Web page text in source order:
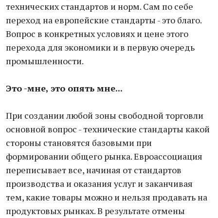
технических стандартов и норм. Сам по себе
переход на европейские стандарты - это благо.
Вопрос в конкретных условиях и цене этого
перехода для экономики и в первую очередь
промышленности.
Это -мне, это опять мне...
При создании любой зоны свободной торговли
основной вопрос - технические стандарты какой
стороны становятся базовыми при
формировании общего рынка. Евроассоциация
переписывает все, начиная от стандартов
производства и оказания услуг и заканчивая
тем, какие товары можно и нельзя продавать на
продуктовых рынках. В результате отмены